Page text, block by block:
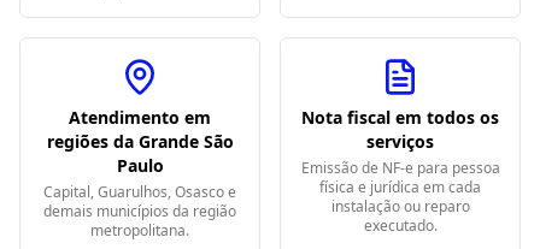
Atendimento em
regiões da Grande São
Paulo
Capital, Guarulhos, Osasco e
demais municípios da região
metropolitana.
Nota fiscal em todos os
serviços
Emissão de NF-e para pessoa
física e jurídica em cada
instalação ou reparo
executado.